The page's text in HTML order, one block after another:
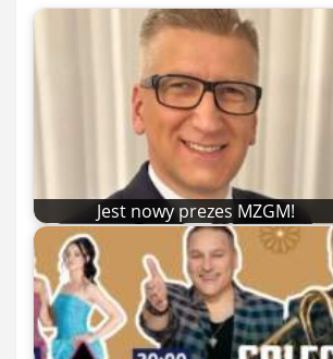
Jest nowy prezes MZGM!